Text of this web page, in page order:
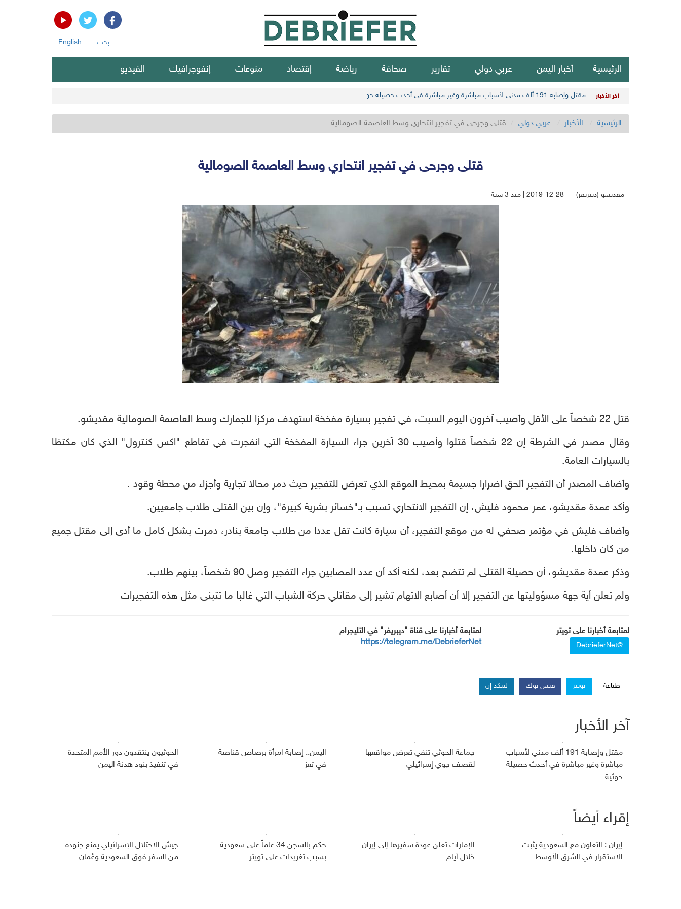
بحث English
الرئيسية أخبار اليمن عربي دولي تقارير صحافة رياضة إقتصاد منوعات إنفوجرافيك الفيديو
آخر الأخبار مقتل وإصابة 191 ألف مدني لأسباب مباشرة وغير مباشرة في أحدث حصيلة حوثية
الرئيسية الأخبار عربي دولي قتلى وجرحى في تفجير انتحاري وسط العاصمة الصومالية
قتلى وجرحى في تفجير انتحاري وسط العاصمة الصومالية
مقديشو (ديبريفر) 2019-12-28 | منذ 3 سنة
قتل 22 شخصاً على الأقل وأصيب آخرون اليوم السبت، في تفجير بسيارة مفخخة استهدف مركزا للجمارك وسط العاصمة الصومالية مقديشو.
وقال مصدر في الشرطة إن 22 شخصاً قتلوا وأصيب 30 آخرين جراء السيارة المفخخة التي انفجرت في تقاطع "اكس كنترول" الذي كان مكتظا
بالسيارات العامة.
وأضاف المصدر أن التفجير ألحق اضرارا جسيمة بمحيط الموقع الذي تعرض للتفجير حيث دمر محالا تجارية وأجزاء من محطة وقود .
وأكد عمدة مقديشو، عمر محمود فليش، إن التفجير الانتحاري تسبب بـ"خسائر بشرية كبيرة"، وإن بين القتلى طلاب جامعيين.
وأضاف فليش في مؤتمر صحفي له من موقع التفجير، أن سيارة كانت تقل عددا من طلاب جامعة بنادر، دمرت بشكل كامل ما أدى إلى مقتل جميع
من كان داخلها.
وذكر عمدة مقديشو، أن حصيلة القتلى لم تتضح بعد، لكنه أكد أن عدد المصابين جراء التفجير وصل 90 شخصاً، بينهم طلاب.
ولم تعلن أية جهة مسؤوليتها عن التفجير إلا أن أصابع الاتهام تشير إلى مقاتلي حركة الشباب التي غالبا ما تتبنى مثل هذه التفجيرات
لمتابعة أخبارنا على تويتر
@DebrieferNet
لمتابعة أخبارنا على قناة "ديبريفر" في التليجرام
https://telegram.me/DebrieferNet
طباعة تويتر فيس بوك لينكد إن
آخر الأخبار
مقتل وإصابة 191 ألف مدني لأسباب
مباشرة وغير مباشرة في أحدث حصيلة
حوثية
جماعة الحوثي تنفي تعرض مواقعها
لقصف جوي إسرائيلي
اليمن.. إصابة امرأة برصاص قناصة
في تعز
الحوثيون ينتقدون دور الأمم المتحدة
في تنفيذ بنود هدنة اليمن
إقراء أيضاً
إيران : التعاون مع السعودية يثبت
الاستقرار في الشرق الأوسط
الإمارات تعلن عودة سفيرها إلى إيران
خلال أيام
حكم بالسجن 34 عاماً على سعودية
بسبب تغريدات على تويتر
جيش الاحتلال الإسرائيلي يمنع جنوده
من السفر فوق السعودية وعُمان